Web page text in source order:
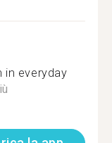
in everyday